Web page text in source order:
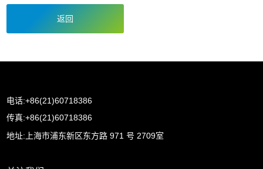
返回
电话:+86(21)60718386
传真:+86(21)60718386
地址:上海市浦东新区东方路 971 号 2709室